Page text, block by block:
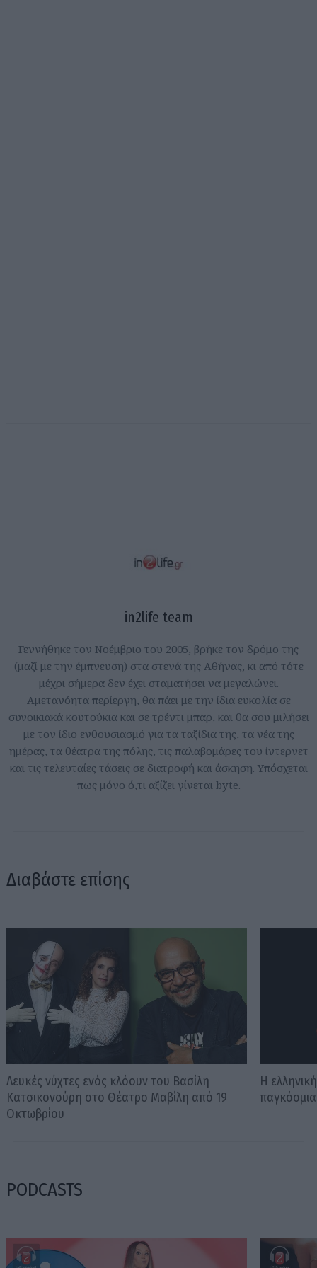
in2life team
Γεννήθηκε τον Νοέμβριο του 2005, βρήκε τον δρόμο της
(μαζί με την έμπνευση) στα στενά της Αθήνας, κι από τότε
μέχρι σήμερα δεν έχει σταματήσει να μεγαλώνει.
Αμετανόητα περίεργη, θα πάει με την ίδια ευκολία σε
συνοικιακά κουτούκια και σε τρέντι μπαρ, και θα σου μιλήσει
με τον ίδιο ενθουσιασμό για τα ταξίδια της, τα νέα της
ημέρας, τα θέατρα της πόλης, τις παλαβομάρες του ίντερνετ
και τις τελευταίες τάσεις σε διατροφή και άσκηση. Υπόσχεται
πως μόνο ό,τι αξίζει γίνεται byte.
Διαβάστε επίσης
Λευκές νύχτες ενός κλόουν του Βασίλη
Κατσικονούρη στο Θέατρο Μαβίλη από 19
Οκτωβρίου
Η
PODCASTS